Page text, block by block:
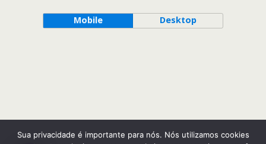
Mobile Desktop
Sua privacidade é importante para nós. Nós utilizamos cookies